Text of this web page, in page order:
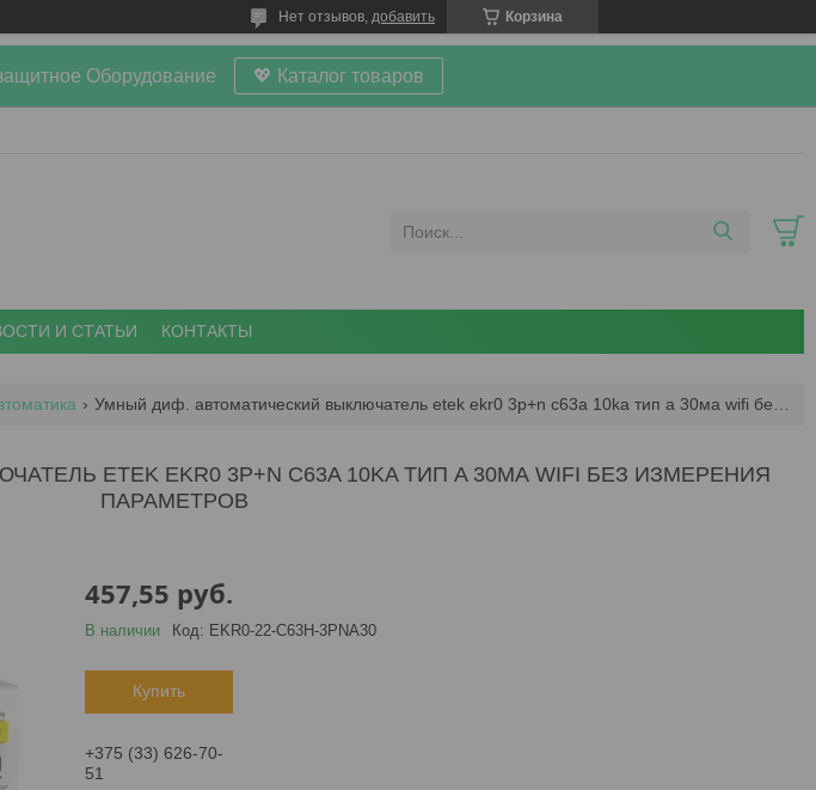
Корзина
Нет отзывов, добавить
Оборудование 💖 Каталог товаров
И СТАТЬИ КОНТАКТЫ
ETEK EKR0 3P+N C63A 10KA ТИП A 30МА WIFI БЕЗ ИЗМЕРЕНИЯ
ПАРАМЕТРОВ
457,55 руб.
В наличии Код: EKR0-22-C63H-3PNA30
Купить
+375 (33) 626-70-
51